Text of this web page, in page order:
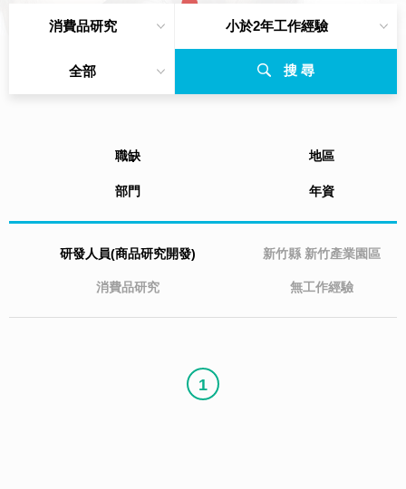
消費品研究 小於2年工作經驗
全部 搜 尋
職缺 地區
部門 年資
研發人員(商品研究開發) 新竹縣 新竹產業園區
消費品研究 無工作經驗
1